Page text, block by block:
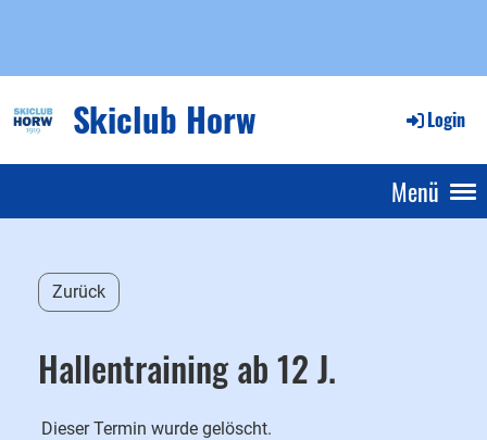
Skiclub Horw Login
Menü
Zurück
Hallentraining ab 12 J.
Dieser Termin wurde gelöscht.